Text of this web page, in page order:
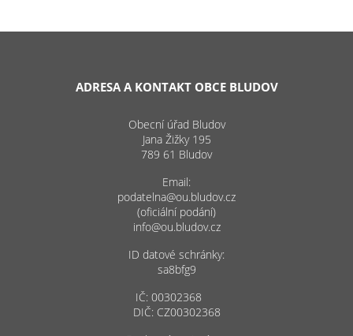
ADRESA A KONTAKT OBCE BLUDOV
Obecní úřad Bludov
Jana Žižky 195
789 61 Bludov
Email:
podatelna@ou.bludov.cz
(oficiální podání)
info@ou.bludov.cz
ID datové schránky:
sa8bfg9
IČ: 00302368
DIČ: CZ00302368